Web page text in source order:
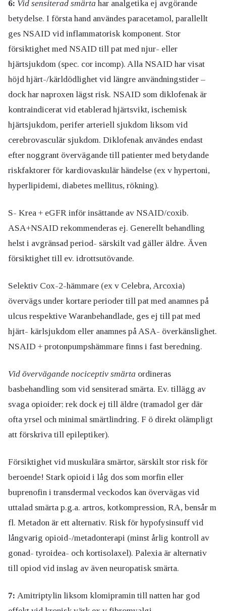
6: Vid sensiterad smärta har analgetika ej avgörande
betydelse. I första hand användes paracetamol, parallellt
ges NSAID vid inflammatorisk komponent. Stor
försiktighet med NSAID till pat med njur- eller
hjärtsjukdom (spec. cor incomp). Alla NSAID har visat
höjd hjärt-/kärldödlighet vid längre användningstider –
dock har naproxen lägst risk. NSAID som diklofenak är
kontraindicerat vid etablerad hjärtsvikt, ischemisk
hjärtsjukdom, perifer arteriell sjukdom liksom vid
cerebrovasculär sjukdom. Diklofenak användes endast
efter noggrant övervägande till patienter med betydande
riskfaktorer för kardiovaskulär händelse (ex v hypertoni,
hyperlipidemi, diabetes mellitus, rökning).
S- Krea + eGFR inför insättande av NSAID/coxib.
ASA+NSAID rekommenderas ej. Generellt behandling
helst i avgränsad period- särskilt vad gäller äldre. Även
försiktighet till ev. idrottsutövande.
Selektiv Cox-2-hämmare (ex v Celebra, Arcoxia)
övervägs under kortare perioder till pat med anamnes på
ulcus respektive Waranbehandlade, ges ej till pat med
hjärt- kärlsjukdom eller anamnes på ASA- överkänslighet.
NSAID + protonpumpshämmare finns i fast beredning.
Vid övervägande nociceptiv smärta ordineras
basbehandling som vid sensiterad smärta. Ev. tillägg av
svaga opioider; rek dock ej till äldre (tramadol ger där
ofta yrsel och minimal smärtlindring. F ö direkt olämpligt
att förskriva till epileptiker).
Försiktighet vid muskulära smärtor, särskilt stor risk för
beroende! Stark opioid i låg dos som morfin eller
buprenofin i transdermal veckodos kan övervägas vid
uttalad smärta p.g.a. artros, kotkompression, RA, bensår m
fl. Metadon är ett alternativ. Risk för hypofysinsuff vid
långvarig opioid-/metadonterapi (minst årlig kontroll av
gonad- tyroidea- och kortisolaxel). Palexia är alternativ
till opiod vid inslag av även neuropatisk smärta.
7: Amitriptylin liksom klomipramin till natten har god